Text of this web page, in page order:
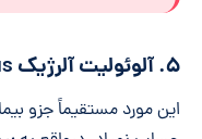
۵. آلوئولیت آلرژیک Allergic Alveolitus
این مورد مستقیماً جزو